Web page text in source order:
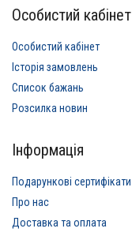
Особистий кабінет
Особистий кабінет
Історія замовлень
Список бажань
Розсилка новин
Інформація
Подарункові сертифікати
Про нас
Доставка та оплата